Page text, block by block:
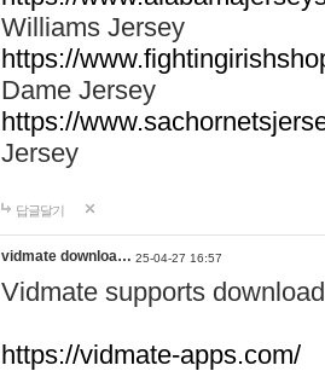
Williams Jersey
https://
Dame Jersey
https://
Jersey
답글달기
vidmate downloa… 25-04-27 16:57
Vidmate supports
https://vidmate-apps.com/